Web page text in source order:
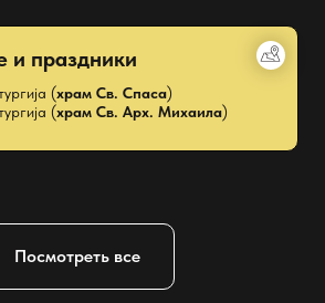
и праздники
(храм Св. Спаса)
(храм Св. Арх. Михаила)
Посмотреть все